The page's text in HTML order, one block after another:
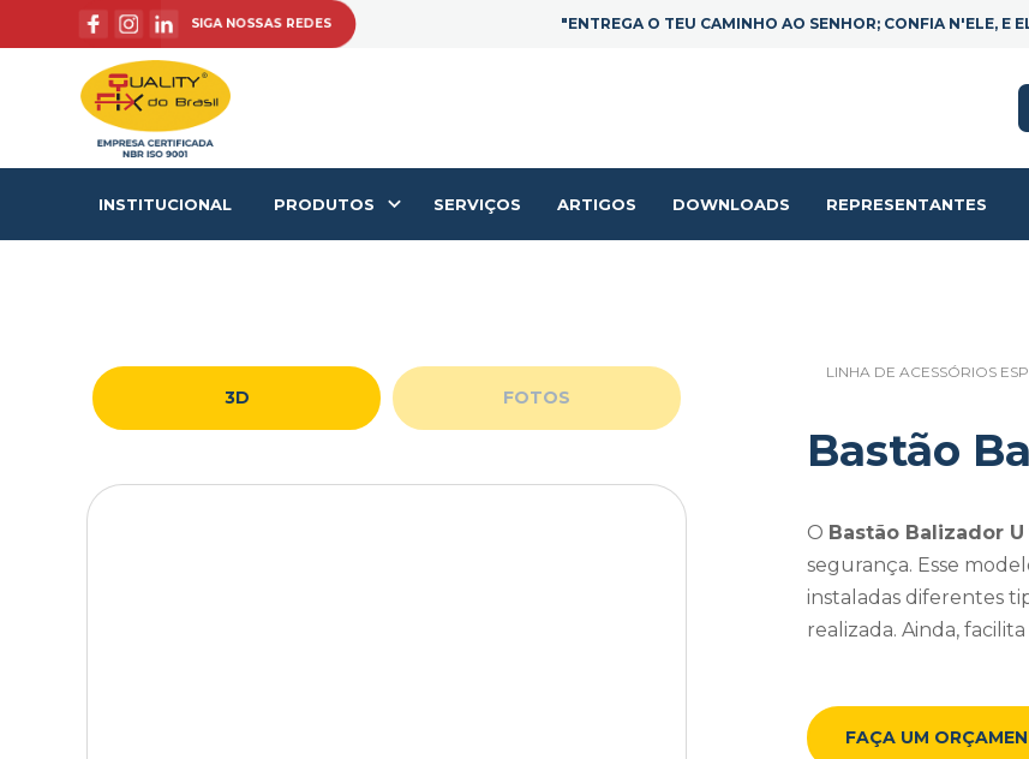
SIGA NOSSAS REDES "ENTREGA O TEU CAMINHO AO SENHOR; CONFIA N'ELE, E
INSTITUCIONAL PRODUTOS SERVIÇOS ARTIGOS DOWNLOADS REPRESENTANTES
3D FOTOS
LINHA DE ACESSÓRIOS
Bastão
O Bastão Balizador U
segurança. Esse
instaladas diferentes
realizada. Ainda,
FAÇA UM